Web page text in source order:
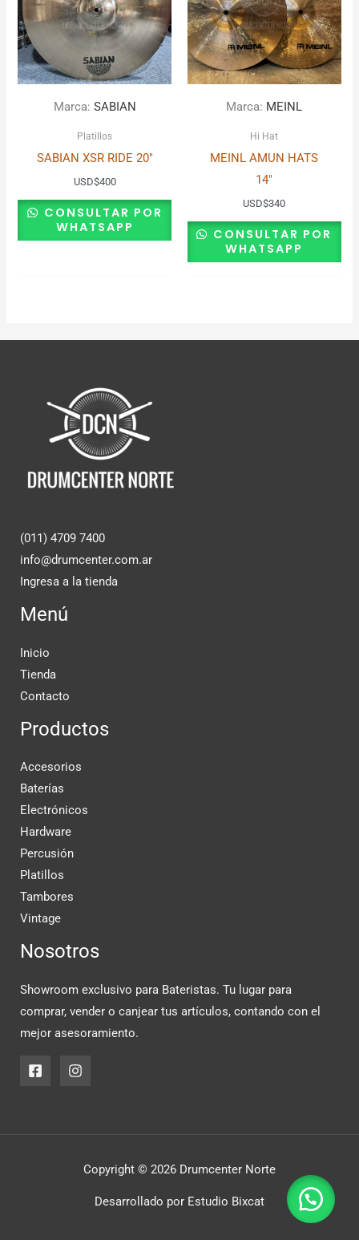
Marca: SABIAN
Platillos
SABIAN XSR RIDE 20″
USD$400
CONSULTAR POR
WHATSAPP
Marca: MEINL
Hi Hat
MEINL AMUN HATS
14″
USD$340
CONSULTAR POR
WHATSAPP
(011) 4709 7400
info@drumcenter.com.ar
Ingresa a la tienda
Menú
Inicio
Tienda
Contacto
Productos
Accesorios
Baterías
Electrónicos
Hardware
Percusión
Platillos
Tambores
Vintage
Nosotros
Showroom exclusivo para Bateristas. Tu lugar para
comprar, vender o canjear tus artículos, contando con el
mejor asesoramiento.
Copyright © 2026 Drumcenter Norte
Desarrollado por Estudio Bixcat